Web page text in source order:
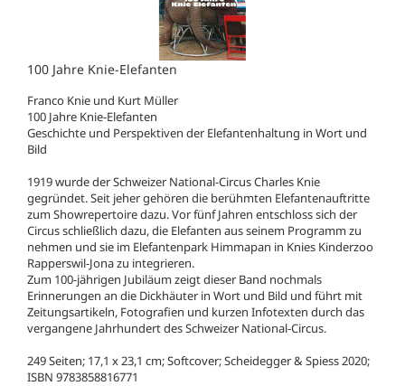
100 Jahre Knie-Elefanten
Franco Knie und Kurt Müller
100 Jahre Knie-Elefanten
Geschichte und Perspektiven der Elefantenhaltung in Wort und
Bild
1919 wurde der Schweizer National-Circus Charles Knie
gegründet. Seit jeher gehören die berühmten Elefantenauftritte
zum Showrepertoire dazu. Vor fünf Jahren entschloss sich der
Circus schließlich dazu, die Elefanten aus seinem Programm zu
nehmen und sie im Elefantenpark Himmapan in Knies Kinderzoo
Rapperswil-Jona zu integrieren.
Zum 100-jährigen Jubiläum zeigt dieser Band nochmals
Erinnerungen an die Dickhäuter in Wort und Bild und führt mit
Zeitungsartikeln, Fotografien und kurzen Infotexten durch das
vergangene Jahrhundert des Schweizer National-Circus.
249 Seiten; 17,1 x 23,1 cm; Softcover; Scheidegger & Spiess 2020;
ISBN 9783858816771